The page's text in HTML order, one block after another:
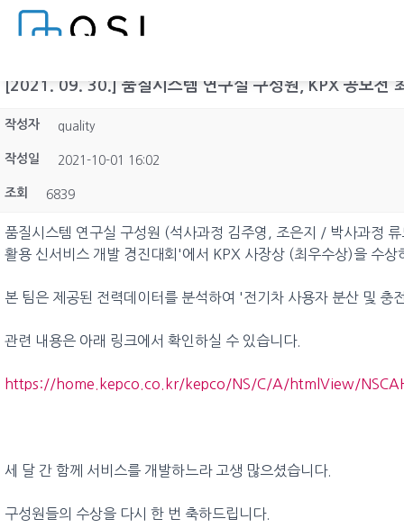
[2021. 09. 30.] 품질시스템 연구실 구성원, KPX 공모전
작성자 quality
작성일 2021-10-01 16:02
조회 6839
품질시스템 연구실 구성원 (석사과정 김주영, 조은지 / 박사과정
활용 신서비스 개발 경진대회'에서 KPX 사장상 (최우수상)을 수상
본 팀은 제공된 전력데이터를 분석하여 '전기차 사용자 분산 및 충
관련 내용은 아래 링크에서 확인하실 수 있습니다.
https://home.kepco.co.kr/kepco/NS/C/A/htmlView/
세 달 간 함께 서비스를 개발하느라 고생 많으셨습니다.
구성원들의 수상을 다시 한 번 축하드립니다.